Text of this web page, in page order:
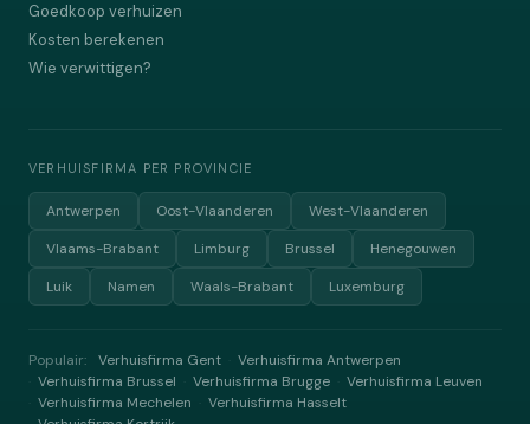
Goedkoop verhuizen
Kosten berekenen
Wie verwittigen?
VERHUISFIRMA PER PROVINCIE
Antwerpen Oost-Vlaanderen
West-Vlaanderen
Vlaams-Brabant
Limburg Brussel
Henegouwen
Luik
Namen Waals-Brabant Luxemburg
Populair: Verhuisfirma Gent Verhuisfirma Antwerpen
Verhuisfirma Brussel Verhuisfirma Brugge Verhuisfirma Leuven
Verhuisfirma Mechelen Verhuisfirma Hasselt